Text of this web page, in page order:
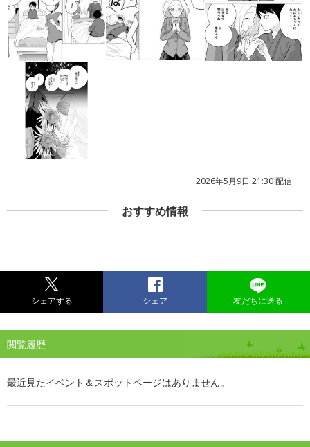
2026年5月9日 21:30 配信
おすすめ情報
シェアする シェア 友だちに送る
閲覧履歴
最近見たイベント＆スポットページはありません。